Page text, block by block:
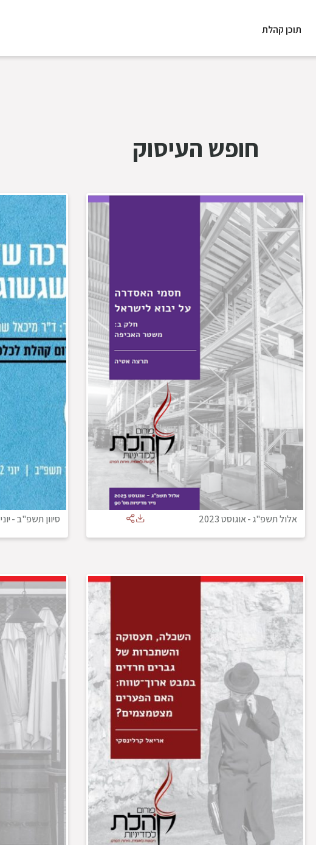
תוכן קהלת
חופש העיסוק
אלול תשפ"ג-אוגוסט 2023 סיוון תשפ"ב-יוני 2022